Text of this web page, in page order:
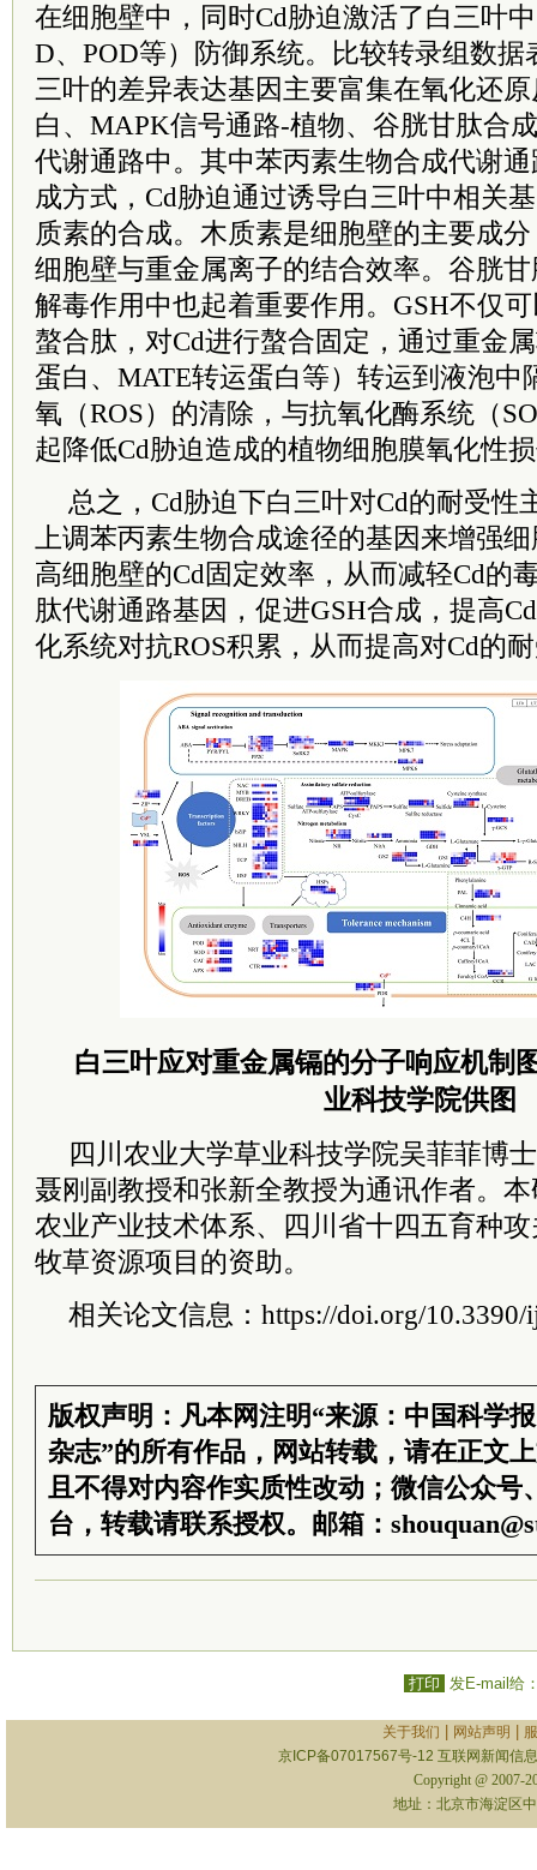
在细胞壁中，同时Cd胁迫激活了白三叶
D、POD等）防御系统。比较转录组数据
三叶的差异表达基因主要富集在氧化还
白、MAPK信号通路-植物、谷胱甘肽合
代谢通路中。其中苯丙素生物合成代谢
成方式，Cd胁迫通过诱导白三叶中相关
质素的合成。木质素是细胞壁的主要成
细胞壁与重金属离子的结合效率。谷胱
解毒作用中也起着重要作用。GSH不仅
螯合肽，对Cd进行螯合固定，通过重金
蛋白、MATE转运蛋白等）转运到液泡中
氧（ROS）的清除，与抗氧化酶系统（
起降低Cd胁迫造成的植物细胞膜氧化性
总之，Cd胁迫下白三叶对Cd的耐受性
上调苯丙素生物合成途径的基因来增强
高细胞壁的Cd固定效率，从而减轻Cd的
肽代谢通路基因，促进GSH合成，提高
化系统对抗ROS积累，从而提高对Cd的
白三叶应对重金属镉的分子响应机
业科技学院供图
四川农业大学草业科技学院吴菲菲博
聂刚副教授和张新全教授为通讯作者。
农业产业技术体系、四川省十四五育种
牧草资源项目的资助。
相关论文信息：https://doi.org/10.3390/
版权声明：凡本网注明“来源：中国科学
杂志”的所有作品，网站转载，请在正文
且不得对内容作实质性改动；微信公众号
台，转载请联系授权。邮箱：
打印 发E-mail给
关于我们 网站声明
京ICP备07017567号-12 互联网新闻信
Copyright @ 2007-
地址：北京市海淀区